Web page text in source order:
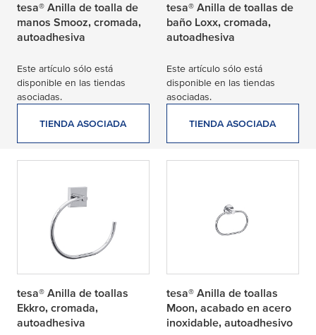
tesa® Anilla de toalla de
manos Smooz, cromada,
autoadhesiva
Este artículo sólo está
disponible en las tiendas
asociadas.
TIENDA ASOCIADA
tesa® Anilla de toallas de
baño Loxx, cromada,
autoadhesiva
Este artículo sólo está
disponible en las tiendas
asociadas.
TIENDA ASOCIADA
tesa® Anilla de toallas
Ekkro, cromada,
autoadhesiva
tesa® Anilla de toallas
Moon, acabado en acero
inoxidable, autoadhesivo